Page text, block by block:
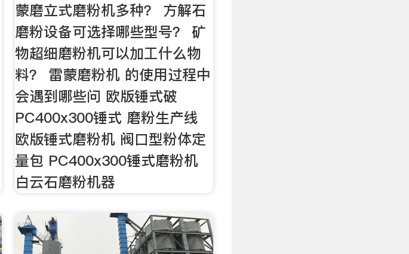
蒙磨立式磨粉机多种？ 方解石
磨粉设备可选择哪些型号？ 矿
物超细磨粉机可以加工什么物
料？ 雷蒙磨粉机 的使用过程中
会遇到哪些问 欧版锤式破
PC400x300锤式 磨粉生产线
欧版锤式磨粉机 阀口型粉体定
量包 PC400x300锤式磨粉机
白云石磨粉机器